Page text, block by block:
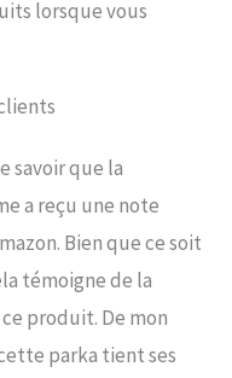
lorsque vous
savoir que la
a reçu une note
Bien que ce soit
témoigne de la
produit. De mon
parka tient ses